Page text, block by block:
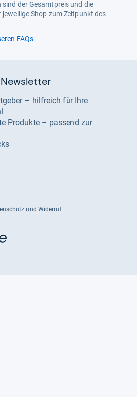
sind der Gesamtpreis und die
jeweilige Shop zum Zeitpunkt des
FAQs
Newsletter
und Widerruf